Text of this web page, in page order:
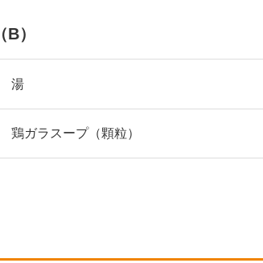
（B）
湯
鶏ガラスープ（顆粒）